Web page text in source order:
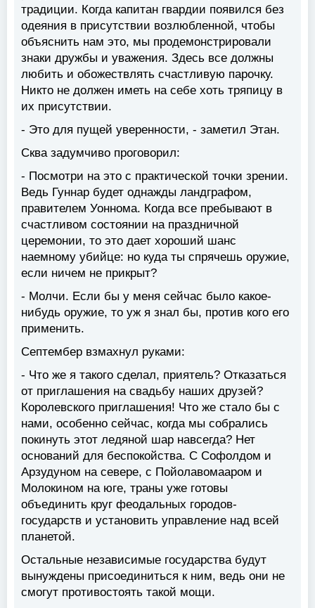
традиции. Когда капитан гвардии появился без
одеяния в присутствии возлюбленной, чтобы
объяснить нам это, мы продемонстрировали
знаки дружбы и уважения. Здесь все должны
любить и обожествлять счастливую парочку.
Никто не должен иметь на себе хоть тряпицу в
их присутствии.
- Это для пущей уверенности, - заметил Этан.
Сква задумчиво проговорил:
- Посмотри на это с практической точки зрении.
Ведь Гуннар будет однажды ландграфом,
правителем Уоннома. Когда все пребывают в
счастливом состоянии на праздничной
церемонии, то это дает хороший шанс
наемному убийце: но куда ты спрячешь оружие,
если ничем не прикрыт?
- Молчи. Если бы у меня сейчас было какое-
нибудь оружие, то уж я знал бы, против кого его
применить.
Септембер взмахнул руками:
- Что же я такого сделал, приятель? Отказаться
от приглашения на свадьбу наших друзей?
Королевского приглашения! Что же стало бы с
нами, особенно сейчас, когда мы собрались
покинуть этот ледяной шар навсегда? Нет
оснований для беспокойства. С Софолдом и
Арзудуном на севере, с Пойолавомааром и
Молокином на юге, траны уже готовы
объединить круг феодальных городов-
государств и установить управление над всей
планетой.
Остальные независимые государства будут
вынуждены присоединиться к ним, ведь они не
смогут противостоять такой мощи.